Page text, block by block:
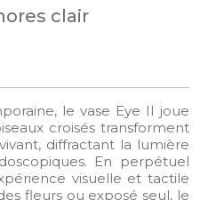
clair
le vase Eye II joue
croisés transforment
diffractant la lumière
En perpétuel
visuelle et tactile
fleurs ou exposé seul, le